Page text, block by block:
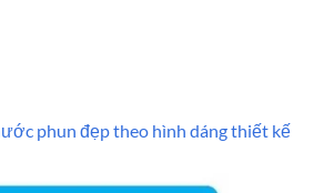
phun đẹp theo hình dáng thiết kế